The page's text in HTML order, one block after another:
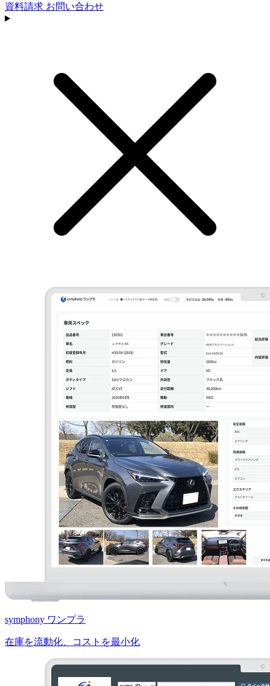
資料請求 お問い合わせ
symphony ワンプラ
在庫を流動化、コストを最小化